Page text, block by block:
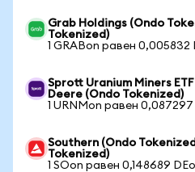
Grab Holdings (Ondo
Tokenized)
1 GRABon равен 0,005832
Sprott Uranium Miners
Deere (Ondo Tokenized)
1 URNMon равен 0,087297
Southern (Ondo
Tokenized)
1 SOon равен 0,148689